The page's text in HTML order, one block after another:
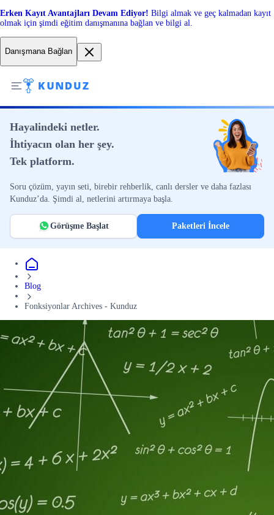
Erken Kayıt Avantajları Devam Ediyor! Bilgi almak ve geç kalmadan kayıt
olmak için şimdi eğitim danışmanına bağlan ve bilgi al.
Danışmana Bağlan
Hayalindeki netler.
İhtiyacın olan her şey.
Tek platform.
Soru çözüm, yayın seti, birebir rehberlik, canlı dersler ve daha fazlası
Kunduz’da. Şimdi al, netlerini artırmaya başla.
Görüşme Başlat Paketleri İncele
Blog
Fonksiyonlar Archives - Kunduz